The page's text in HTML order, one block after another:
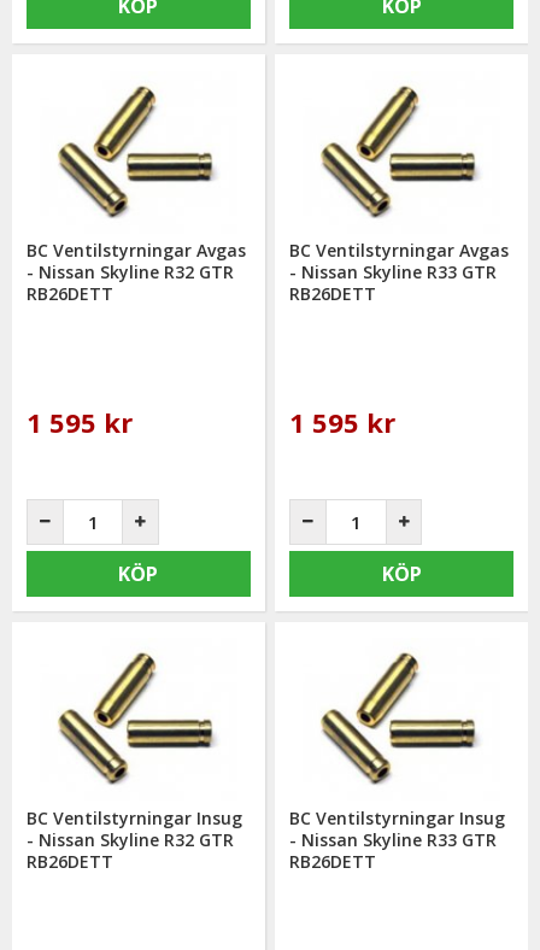
KÖP KÖP
BC Ventilstyrningar Avgas
- Nissan Skyline R32 GTR
RB26DETT
1 595 kr
KÖP
BC Ventilstyrningar Avgas
- Nissan Skyline R33 GTR
RB26DETT
1 595 kr
KÖP
BC Ventilstyrningar Insug
- Nissan Skyline R32 GTR
RB26DETT
BC Ventilstyrningar Insug
- Nissan Skyline R33 GTR
RB26DETT